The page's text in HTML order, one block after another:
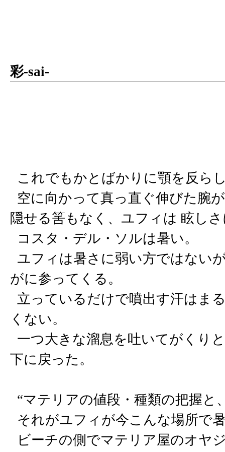
彩-sai-
これでもかとばかりに顎を反ら
空に向かって真っ直ぐ伸びた腕
隠せる筈もなく、ユフィは 眩し
コスタ・デル・ソルは暑い。
ユフィは暑さに弱い方ではない
がに参ってくる。
立っているだけで噴出す汗はま
くない。
一つ大きな溜息を吐いてがくり
下に戻った。
“マテリアの値段・種類の把握と
それがユフィが今こんな場所で
ビーチの側でマテリア屋のオヤ